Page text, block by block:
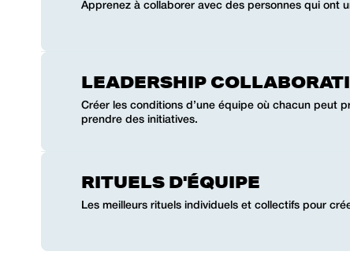
Apprenez à collaborer avec des personnes qui ont
LEADERSHIP
Créer les conditions d’une équipe où chacun peut
prendre des initiatives.
RITUELS D'ÉQUIPE
Les meilleurs rituels individuels et collectifs pour